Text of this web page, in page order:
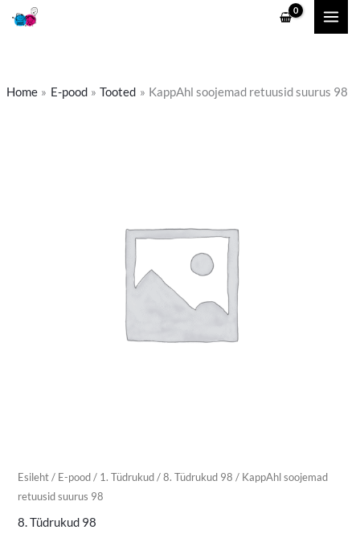
Skip
Home E-pood Tooted KappAhl soojemad retuusid suurus 98
Esileht/ E-pood/ 1. Tüdrukud/8. Tüdrukud 98 / KappAhl soojemad
retuusid suurus 98
8. Tüdrukud 98